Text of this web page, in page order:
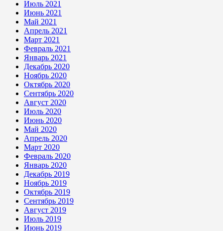
Июль 2021
Июнь 2021
Май 2021
Апрель 2021
Март 2021
Февраль 2021
Январь 2021
Декабрь 2020
Ноябрь 2020
Октябрь 2020
Сентябрь 2020
Август 2020
Июль 2020
Июнь 2020
Май 2020
Апрель 2020
Март 2020
Февраль 2020
Январь 2020
Декабрь 2019
Ноябрь 2019
Октябрь 2019
Сентябрь 2019
Август 2019
Июль 2019
Июнь 2019